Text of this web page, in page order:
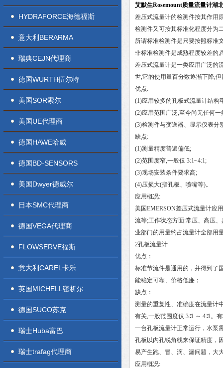
HYDRAFORCE海德福斯
意大利BERARMA
瑞典CEJN代理商
德国WURTH伍尔特
美国SOR索尔
美国UE代理商
德国HAWE哈威
德国BD-SENSORS
美国Dwyer德威尔
日本SMC代理商
德国VEGA代理商
FLOWSERVE福斯
意大利CAREL卡乐
英国MICHELL密析尔
德国SUCO苏克
瑞士Huba富巴
瑞士trafag代理商
艾默生Rosemount质量流量计湖
差压式流量计的检测件按其作用
检测件又可按其标准化程度分为
所谓标准检测件是只要按照标准
非标准检测件是成熟程度较差的
差压式流量计是一类应用广泛的
世,它的使用量百分数逐渐下降,
优点:
(1)应用较多的孔板式流量计结构
(2)应用范围广泛,至今尚无任何
(3)检测件与变送器、显示仪表分
缺点:
(1)测量精度普遍偏低;
(2)范围度窄,一般仅 3:1~4:1;
(3)现场安装条件要求高;
(4)压损大(指孔板、喷嘴等)。
应用概况:
美国EMERSON差压式流量计应
流等;工作状态方面:常压、高压
业部门的用量约占流量计全部用
2孔板流量计
优点：
标准节流件是通用的，并得到了
能稳定可靠、价格低廉；
缺点：
测量的重复性、准确度在流量计
有关,一般范围度仅 3∶1 ～ 4∶1
一台孔板流量计正常运行，水泵
孔板以内孔锐角线来保证精度，
易产生跑、冒、滴、漏问题，大
应用概况: